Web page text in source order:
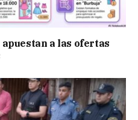
a las ofertas